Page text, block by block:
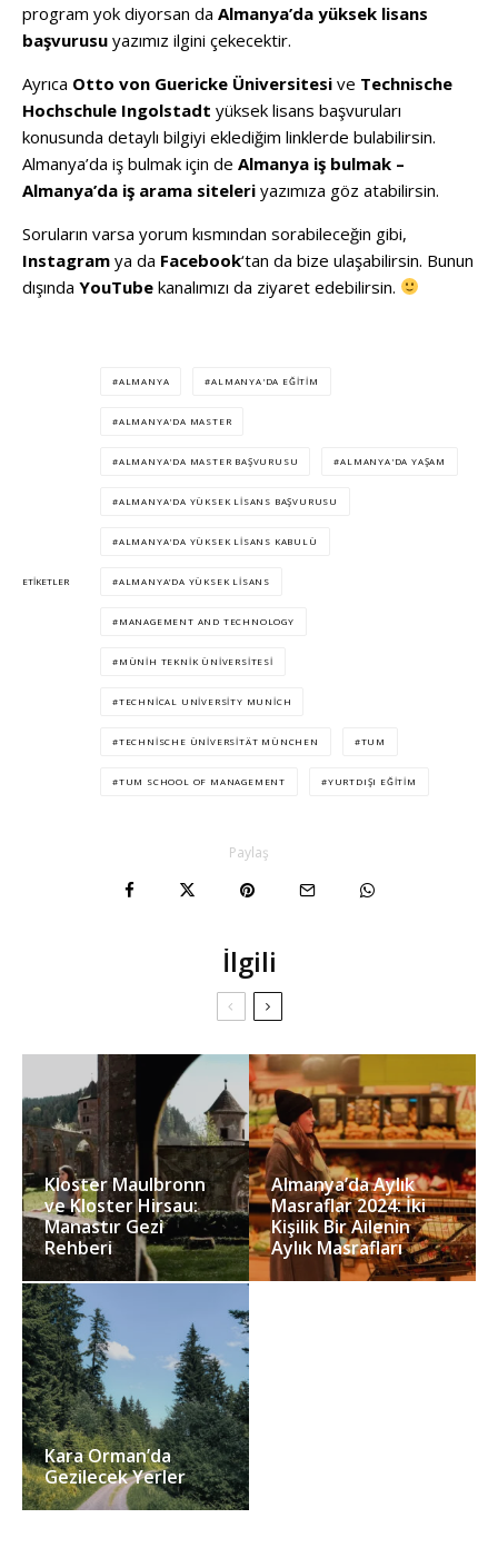
program yok diyorsan da Almanya’da yüksek lisans
başvurusu yazımız ilgini çekecektir.
Ayrıca Otto von Guericke Üniversitesi ve Technische
Hochschule Ingolstadt yüksek lisans başvuruları
konusunda detaylı bilgiyi eklediğim linklerde bulabilirsin.
Almanya’da iş bulmak için de Almanya iş bulmak –
Almanya’da iş arama siteleri yazımıza göz atabilirsin.
Soruların varsa yorum kısmından sorabileceğin gibi,
Instagram ya da Facebook‘tan da bize ulaşabilirsin. Bunun
dışında YouTube kanalımızı da ziyaret edebilirsin.
ETIKETLER
ALMANYA ALMANYA'DA EĞITIM
ALMANYA'DA MASTER
ALMANYA'DA MASTER BAŞVURUSU ALMANYA'DA YAŞAM
ALMANYA'DA YÜKSEK LISANS BAŞVURUSU
ALMANYA'DA YÜKSEK LISANS KABULÜ
ALMANYA’DA YÜKSEK LISANS
MANAGEMENT AND TECHNOLOGY
MÜNIH TEKNIK ÜNIVERSITESI
TECHNICAL UNIVERSITY MUNICH
TECHNISCHE ÜNIVERSITÄT MÜNCHEN TUM
TUM SCHOOL OF MANAGEMENT YURTDIŞI EĞITIM
Paylaş
İlgili
Kloster Maulbronn
ve Kloster Hirsau:
Manastır Gezi
Rehberi
Almanya’da Aylık
Masraflar 2024: İki
Kişilik Bir Ailenin
Aylık Masrafları
Kara Orman’da
Gezilecek Yerler